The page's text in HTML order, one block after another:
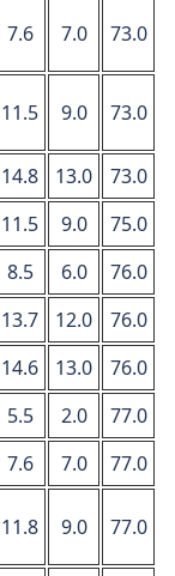
7.6 7.0 73.0
11.5 9.0 73.0
14.8 13.0
73.0
11.5 9.0
75.0
8.5 6.0
76.0
13.7 12.0
76.0
14.6 13.0
76.0
5.5 2.0
77.0
7.6 7.0 77.0
11.8 9.0 77.0